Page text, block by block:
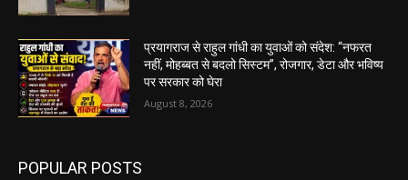
प्रयागराज से राहुल गांधी का युवाओं को संदेश: “नफरत
नहीं, मोहब्बत से बदलो सिस्टम”, रोजगार, डेटा और भविष्य
पर सरकार को घेरा
August 8, 2026
POPULAR POSTS